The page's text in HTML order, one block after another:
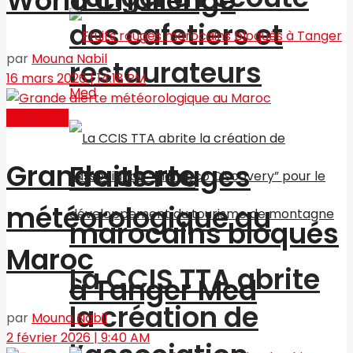
des cafetiers et
restaurateurs
La CCIS TTA abrite
la création de
Fruits rouges
marocains bloqués
à Tanger Med
par Mouna Nabil
16 mars 2026 | 14:18 PM
Grande alerte
météorologique au
Maroc
par Mouna Nabil
2 février 2026 | 9:40 AM